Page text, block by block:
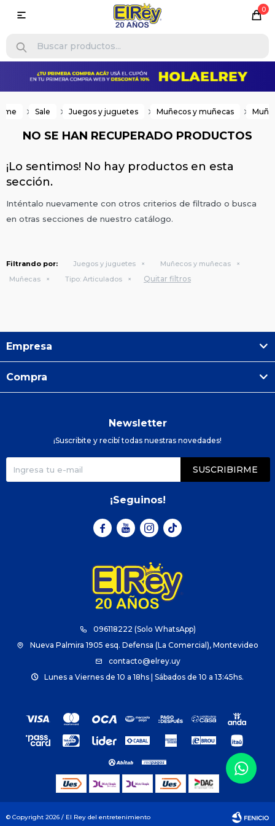
0

Sale Juegos y juguetes Muñecos y muñecas
NO SE HAN RECUPERADO PRODUCTOS
¡Lo sentimos! No hay productos en esta
sección.
Inténtalo nuevamente con otros criterios de filtrado o busca
en otras secciones de nuestro catálogo.
Filtrando por: Juegos y juguetes
Muñecos y muñecas
Muñecas
Tipo: Articulados Quitar filtros
096118222 (Solo WhatsApp)
Nueva Palmira 1905 esq. Defensa (La Comercial), Montevideo
contacto@elrey.uy
Lunes a Viernes de 10 a 18hs | Sábados de 10 a 13:45hs.
Empresa
Compra
Newsletter
¡Suscribite y recibí todas nuestras novedades!
SUSCRIBIRME
¡Seguinos!
  
© Copyright 2026 / El Rey del entretenimiento